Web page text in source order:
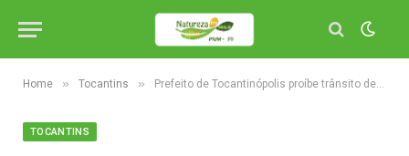
Home » Tocantins » Prefeito de Tocantinópolis proíbe trânsito de veículos pesados dentro da cidade após desabamento de ponte entre TO e MA
TOCANTINS